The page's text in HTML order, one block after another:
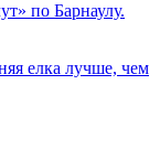
по Барнаулу.
елка лучше, чем